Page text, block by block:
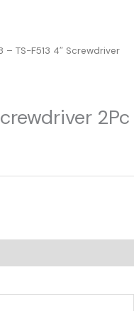
– TS-F513 4″ Screwdriver
2Pc